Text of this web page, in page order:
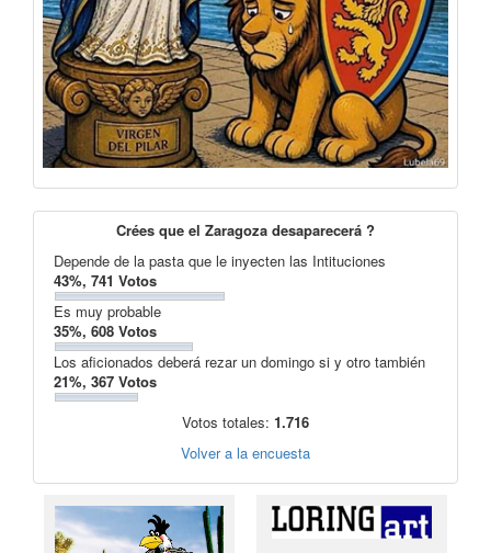
Crées que el Zaragoza desaparecerá ?
Depende de la pasta que le inyecten las Intituciones
43%, 741 Votos
Es muy probable
35%, 608 Votos
Los aficionados deberá rezar un domingo si y otro también
21%, 367 Votos
Votos totales: 1.716
Volver a la encuesta